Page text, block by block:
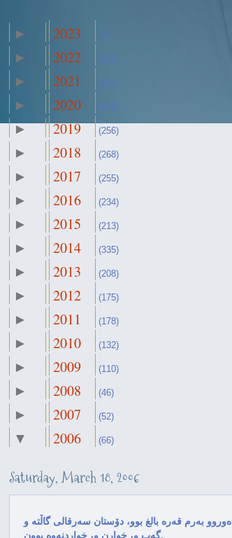
► 2023 (1)
► 2022 (250)
► 2021 (261)
► 2020 (426)
► 2019 (256)
► 2018 (268)
► 2017 (255)
► 2016 (234)
► 2015 (213)
► 2014 (335)
► 2013 (208)
► 2012 (175)
► 2011 (178)
► 2010 (132)
► 2009 (110)
► 2008 (46)
► 2007 (52)
▼ 2006 (66)
► November
► October (3)
► September (2)
Saturday, March 18, 2006
به‌رم قه‌ره ‌بالغ بوو، دۆستان سه‌رقالی گاڵته ‌و
گه‌پ و، خوارن و، خواردنه‌وه بوون.